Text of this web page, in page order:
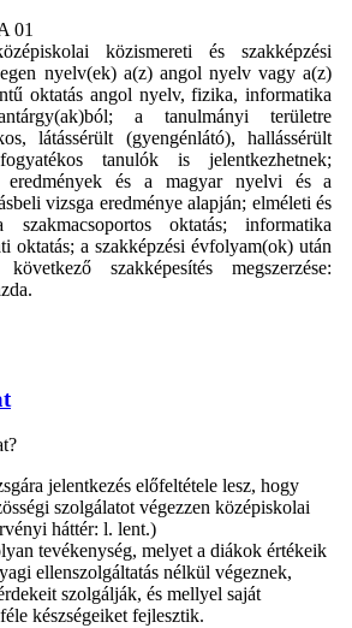
01
közismereti és szakképzési
nyelv(ek) a(z) angol nyelv vagy a(z)
oktatás angol nyelv, fizika, informatika
a tanulmányi területre
látássérült (gyengénlátó), hallássérült
tanulók is jelentkezhetnek;
eredmények és a magyar nyelvi és a
vizsga eredménye alapján; elméleti és
szakmacsoportos oktatás; informatika
oktatás; a szakképzési évfolyam(ok) után
szakképesítés megszerzése:
jelentkezés előfeltétele lesz, hogy
szolgálatot végezzen középiskolai
háttér: l. lent.)
tevékenység, melyet a diákok értékeik
ellenszolgáltatás nélkül végeznek,
szolgálják, és mellyel saját
készségeiket fejlesztik.